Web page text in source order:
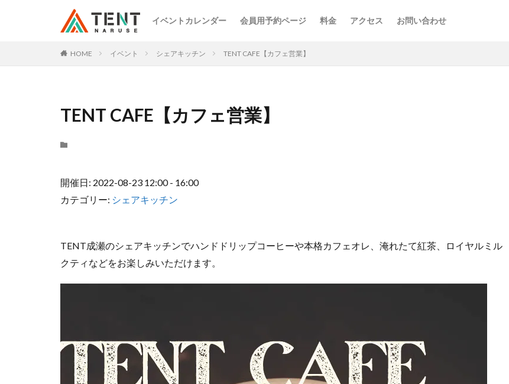
イベントカレンダー 会員用予約ページ 料金 アクセス お問い合わせ
HOME イベント シェアキッチン TENT CAFE【カフェ営業】
TENT CAFE【カフェ営業】
開催日: 2022-08-23 12:00 - 16:00
カテゴリー: シェアキッチン
TENT成瀬のシェアキッチンでハンドドリップコーヒーや本格カフェオレ、淹れたて紅茶、ロイヤルミル
クティなどをお楽しみいただけます。